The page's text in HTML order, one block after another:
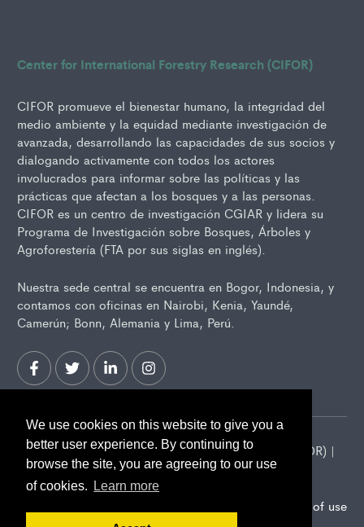
We use cookies on this website to give you a
better user experience. By continuing to
browse the site, you are agreeing to our use
of cookies.
Learn more
Center for International Forestry Research (CIFOR)
CIFOR promueve el bienestar humano, la integridad del
medio ambiente y la equidad mediante investigación de
avanzada, desarrollando las capacidades de sus socios y
dialogando activamente con todos los actores
involucrados para informar sobre las políticas y las
prácticas que afectan a los bosques y a las personas.
CIFOR es un centro de investigación CGIAR y lidera su
Programa de Investigación sobre Bosques, Árboles y
Agroforestería (FTA por sus siglas en inglés).
Nuestra sede central se encuentra en Bogor, Indonesia, y
contamos con oficinas en Nairobi, Kenia, Yaundé,
Camerún; Bonn, Alemania y Lima, Perú.
2026 Center for International Forestry Research (CIFOR) |
CIFOR is a CGIAR Research Center
Terms of use